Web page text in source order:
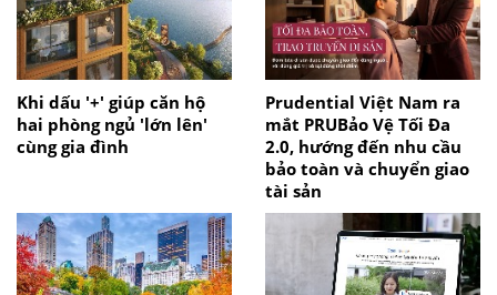
Khi dấu '+' giúp căn hộ
hai phòng ngủ 'lớn lên'
cùng gia đình
Prudential Việt Nam ra
mắt PRUBảo Vệ Tối Đa
2.0, hướng đến nhu cầu
bảo toàn và chuyển giao
tài sản